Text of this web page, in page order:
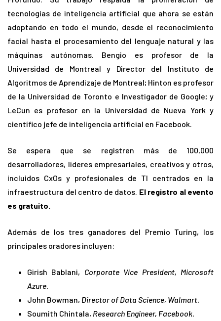
tecnologías de inteligencia artificial que ahora se están
adoptando en todo el mundo, desde el reconocimiento
facial hasta el procesamiento del lenguaje natural y las
máquinas autónomas. Bengio es profesor de la
Universidad de Montreal y Director del Instituto de
Algoritmos de Aprendizaje de Montreal; Hinton es profesor
de la Universidad de Toronto e Investigador de Google; y
LeCun es profesor en la Universidad de Nueva York y
científico jefe de inteligencia artificial en Facebook.
Se espera que se registren más de 100,000
desarrolladores, líderes empresariales, creativos y otros,
incluidos CxOs y profesionales de TI centrados en la
infraestructura del centro de datos. El registro al evento
es gratuito.
Además de los tres ganadores del Premio Turing, los
principales oradores incluyen:
Girish Bablani, Corporate Vice President, Microsoft
Azure.
John Bowman, Director of Data Science, Walmart.
Soumith Chintala, Research Engineer, Facebook.